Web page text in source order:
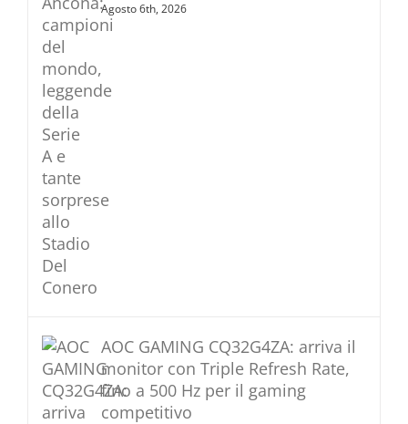
Agosto 6th, 2026
AOC GAMING CQ32G4ZA: arriva il
monitor con Triple Refresh Rate,
fino a 500 Hz per il gaming
competitivo